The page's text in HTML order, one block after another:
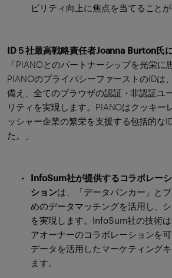
ビリティ向上に焦点を当てることが
ID５社最高戦略責任者Joanna Burton氏
「PIANOとのパートナーシップを光栄に
PIANOのプライバシーファーストのIDは
備え、全てのブラウザの認証・非認証ユ
リティを実現します。PIANOはクッキー
ッシャー企業の繁栄を支援する包括的な
た。」
InfoSum社が提供するコラボレー
ションは、「データバンカー」と
めのデータマッチングを活用し、
を実現します。InfoSum社の技術
アオーナーのコラボレーションを
データを活用したマーケティング
ます。